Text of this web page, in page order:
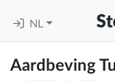
NL
Aardbeving